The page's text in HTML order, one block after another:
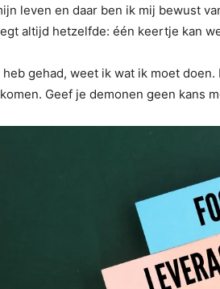
leven en daar ben ik mij bewust
altijd hetzelfde: één keertje kan
gehad, weet ik wat ik moet
Geef je demonen geen kans